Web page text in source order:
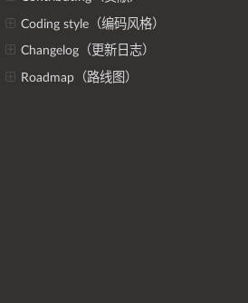
Coding style（编码风格）
Changelog（更新日志）
Roadmap（路线图）